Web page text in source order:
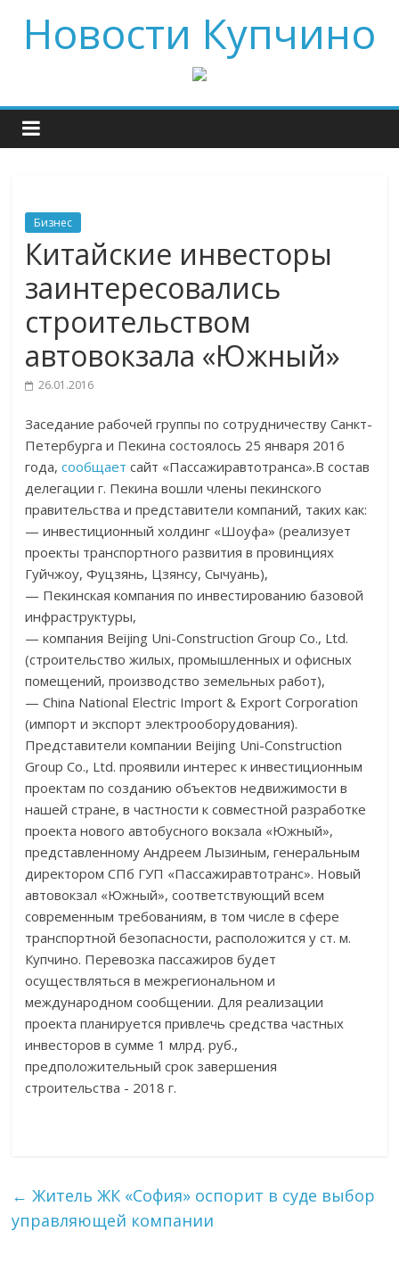
Новости Купчино
Бизнес
Китайские инвесторы
заинтересовались
строительством
автовокзала «Южный»
26.01.2016
Заседание рабочей группы по сотрудничеству Санкт-
Петербурга и Пекина состоялось 25 января 2016
года,сообщаетсайт «Пассажиравтотранса».В состав
делегации г. Пекина вошли члены пекинского
правительства и представители компаний, таких как:
— инвестиционный холдинг «Шоуфа» (реализует
проекты транспортного развития в провинциях
Гуйчжоу, Фуцзянь, Цзянсу, Сычуань),
— Пекинская компания по инвестированию базовой
инфраструктуры,
— компания Beijing Uni-Construction Group Co., Ltd.
(строительство жилых, промышленных и офисных
помещений, производство земельных работ),
— China National Electric Import & Export Corporation
(импорт и экспорт электрооборудования).
Представители компании Beijing Uni-Construction
Group Co., Ltd. проявили интерес к инвестиционным
проектам по созданию объектов недвижимости в
нашей стране, в частности к совместной разработке
проекта нового автобусного вокзала «Южный»,
представленному Андреем Лызиным, генеральным
директором СПб ГУП «Пассажиравтотранс». Новый
автовокзал «Южный», соответствующий всем
современным требованиям, в том числе в сфере
транспортной безопасности, расположится у ст. м.
Купчино. Перевозка пассажиров будет
осуществляться в межрегиональном и
международном сообщении. Для реализации
проекта планируется привлечь средства частных
инвесторов в сумме 1 млрд. руб.,
предположительный срок завершения
строительства - 2018 г.
← Житель ЖК «София» оспорит в суде выбор
управляющей компании